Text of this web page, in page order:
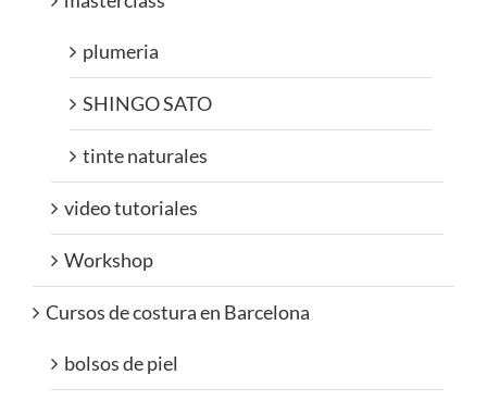
plumeria
SHINGO SATO
tinte naturales
video tutoriales
Workshop
Cursos de costura en Barcelona
bolsos de piel